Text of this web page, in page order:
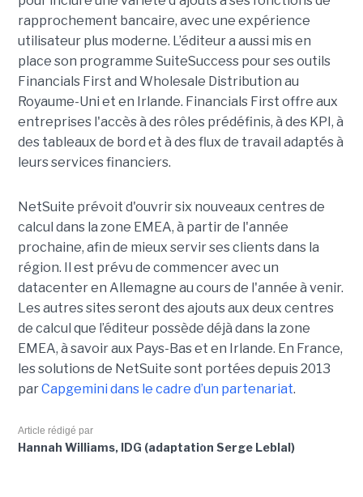
rapprochement bancaire, avec une expérience
utilisateur plus moderne. L’éditeur a aussi mis en
place son programme SuiteSuccess pour ses outils
Financials First and Wholesale Distribution au
Royaume-Uni et en Irlande. Financials First offre aux
entreprises l'accès à des rôles prédéfinis, à des KPI, à
des tableaux de bord et à des flux de travail adaptés à
leurs services financiers.
NetSuite prévoit d'ouvrir six nouveaux centres de
calcul dans la zone EMEA, à partir de l'année
prochaine, afin de mieux servir ses clients dans la
région. Il est prévu de commencer avec un
datacenter en Allemagne au cours de l'année à venir.
Les autres sites seront des ajouts aux deux centres
de calcul que l’éditeur possède déjà dans la zone
EMEA, à savoir aux Pays-Bas et en Irlande. En France,
les solutions de NetSuite sont portées depuis 2013
parCapgemini dans le cadre d’un partenariat.
Article rédigé par
Hannah Williams, IDG (adaptation Serge Leblal)